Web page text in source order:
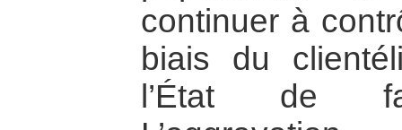
continuer à
biais du
l’État de